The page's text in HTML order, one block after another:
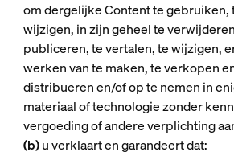
om dergelijke Content te gebruiken,
wijzigen, in zijn geheel te
publiceren, te vertalen, te wijzigen,
werken van te maken, te verkopen
distribueren en/of op te nemen in
materiaal of technologie zonder
vergoeding of andere verplichting
(b)u verklaart en garandeert dat: